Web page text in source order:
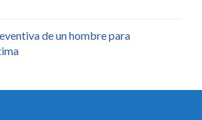
de un hombre para